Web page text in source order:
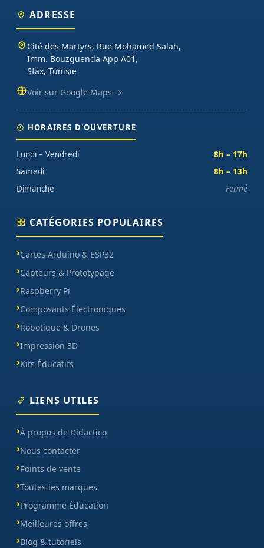
ADRESSE
Cité des Martyrs, Rue Mohamed Salah,
Imm. Bouzguenda App A01,
Sfax, Tunisie
Voir sur Google Maps →
HORAIRES D'OUVERTURE
Lundi – Vendredi
8h – 17h
Samedi
8h – 13h
Dimanche
Fermé
CATÉGORIES POPULAIRES
Cartes Arduino & ESP32
Capteurs & Prototypage
Raspberry Pi
Composants Électroniques
Robotique & Drones
Impression 3D
Kits Éducatifs
LIENS UTILES
À propos de Didactico
Nous contacter
Points de vente
Toutes les marques
Programme Éducation
Meilleures offres
Blog & tutoriels